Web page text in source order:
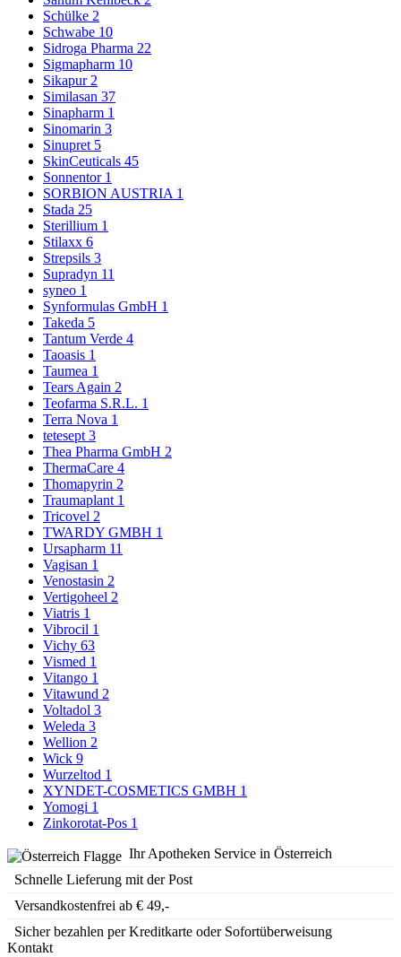
Schülke 2
Schwabe 10
Sidroga Pharma 22
Sigmapharm 10
Sikapur2
Similasan 37
Sinapharm 1
Sinomarin 3
Sinupret 5
SkinCeuticals 45
Sonnentor 1
SORBION AUSTRIA 1
Stada 25
Sterillium 1
Stilaxx 6
Strepsils 3
Supradyn 11
syneo 1
Synformulas GmbH 1
Takeda 5
Tantum Verde 4
Taoasis 1
Taumea 1
Tears Again 2
Teofarma S.R.L. 1
Terra Nova 1
tetesept3
Thea Pharma GmbH 2
ThermaCare 4
Thomapyrin 2
Traumaplant 1
Tricovel 2
TWARDY GMBH 1
Ursapharm 11
Vagisan 1
Venostasin 2
Vertigoheel 2
Viatris 1
Vibrocil 1
Vichy 63
Vismed 1
Vitango 1
Vitawund 2
Voltadol 3
Weleda 3
Wellion 2
Wick 9
Wurzeltod 1
XYNDET-COSMETICS GMBH 1
Yomogi 1
Zinkorotat-Pos 1
Ihr Apotheken Service in Österreich
Schnelle Lieferung mit der Post
Versandkostenfrei ab € 49,-
Sicher bezahlen per Kreditkarte oder Sofortüberweisung
Kontakt